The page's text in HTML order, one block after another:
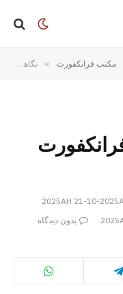
مکتب فرانکفورت » نگاهی گذرا به مکتب فرانکفورت «بخش شانزدهم»
بدون دیدگاه